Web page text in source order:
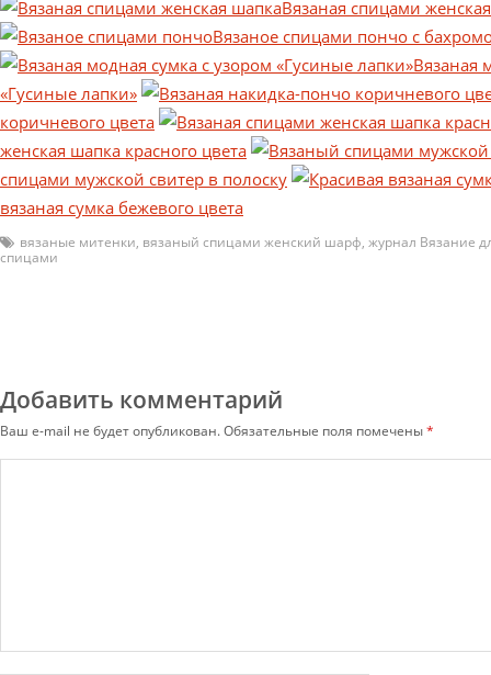
Вязаная спицами
Вязаное спицами пончо с
Вязаная
«Гусиные лапки»
коричневого цвета
женская шапка красного цвета
спицами мужской свитер в полоску
вязаная сумка бежевого цвета
вязаные митенки, вязаный спицами женский шарф, журнал Вязание
спицами
Добавить комментарий
Ваш e-mail не будет опубликован.Обязательные поля помечены*